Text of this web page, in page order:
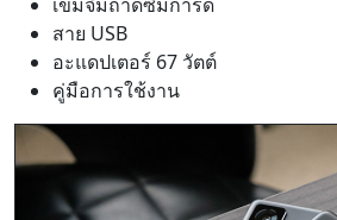
สาย USB
อะแดปเตอร์ 67 วัตต์
คู่มือการใช้งาน